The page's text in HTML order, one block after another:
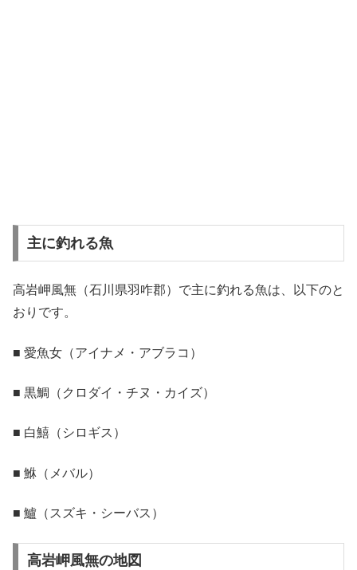
主に釣れる魚
高岩岬風無（石川県羽咋郡）で主に釣れる魚は、以下のと
おりです。
■ 愛魚女（アイナメ・アブラコ）
■ 黒鯛（クロダイ・チヌ・カイズ）
■ 白鱚（シロギス）
■ 鮴（メバル）
■ 鱸（スズキ・シーバス）
高岩岬風無の地図